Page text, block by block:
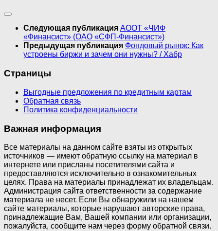
Следующая публикация АООТ «ЧИФ
«Финансист» (ОАО «СФП-Финансист»)
Предыдущая публикация Фондовый рынок: Как
устроены биржи и зачем они нужны? / Хабр
Страницы
Выгодные предложения по кредитным картам
Обратная связь
Политика конфиденциальности
Важная информация
Все материалы на данном сайте взяты из открытых
источников — имеют обратную ссылку на материал в
интернете или присланы посетителями сайта и
предоставляются исключительно в ознакомительных
целях. Права на материалы принадлежат их владельцам.
Администрация сайта ответственности за содержание
материала не несет. Если Вы обнаружили на нашем
сайте материалы, которые нарушают авторские права,
принадлежащие Вам, Вашей компании или организации,
пожалуйста, сообщите нам через форму обратной связи.